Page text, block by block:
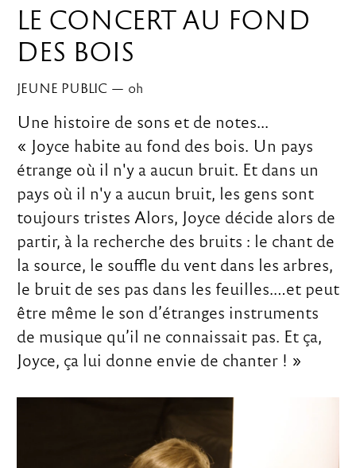
LE CONCERT AU FOND
DES BOIS
JEUNE PUBLIC — 0h
Une histoire de sons et de notes...
« Joyce habite au fond des bois. Un pays
étrange où il n'y a aucun bruit. Et dans un
pays où il n'y a aucun bruit, les gens sont
toujours tristes Alors, Joyce décide alors de
partir, à la recherche des bruits : le chant de
la source, le souffle du vent dans les arbres,
le bruit de ses pas dans les feuilles.…et peut
être même le son d’étranges instruments
de musique qu’il ne connaissait pas. Et ça,
Joyce, ça lui donne envie de chanter ! »